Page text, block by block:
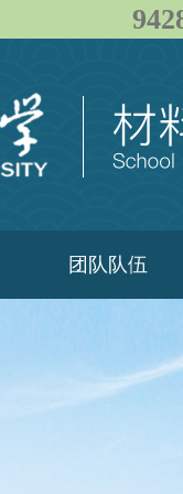
团队队伍